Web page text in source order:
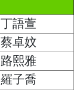
丁語萱
蔡卓妏
路熙雅
羅子喬